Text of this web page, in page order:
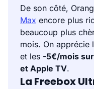
De son côté,
Max encore plus
beaucoup plus
mois. On apprécie
et les -5€/mois
et Apple TV.
La Freebox